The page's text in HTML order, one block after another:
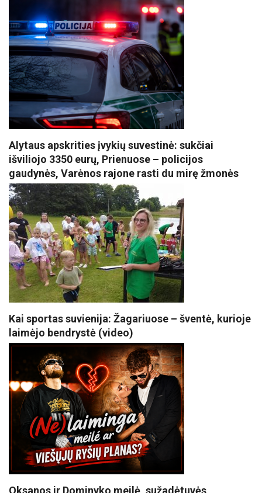
Alytaus apskrities įvykių suvestinė: sukčiai
išviliojo 3350 eurų, Prienuose – policijos
gaudynės, Varėnos rajone rasti du mirę žmonės
Kai sportas suvienija: Žagariuose – šventė, kurioje
laimėjo bendrystė (video)
Oksanos ir Dominyko meilė, sužadėtuvės,